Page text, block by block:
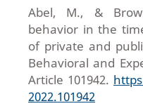
Abel, M., &
behavior in the
of private and
Behavioral and
Article 101942.
2022.101942